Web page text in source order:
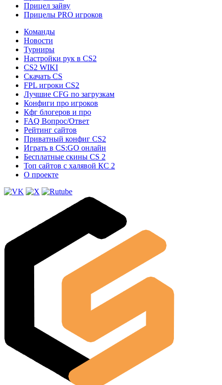
Прицел зайву
Прицелы PRO игроков
Команды
Новости
Турниры
Настройки рук в CS2
CS2 WIKI
Скачать CS
FPL игроки CS2
Лучшие CFG по загрузкам
Конфиги про игроков
Кфг блогеров и про
FAQ Вопрос/Ответ
Рейтинг сайтов
Приватный конфиг CS2
Играть в CS:GO онлайн
Бесплатные скины CS 2
Топ сайтов с халявой КС 2
О проекте